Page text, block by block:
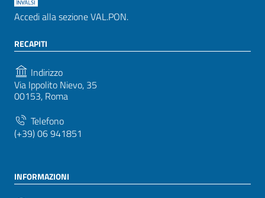
Accedi alla sezione VAL.PON.
RECAPITI
Indirizzo
Via Ippolito Nievo, 35
00153, Roma
Telefono
(+39) 06 941851
INFORMAZIONI